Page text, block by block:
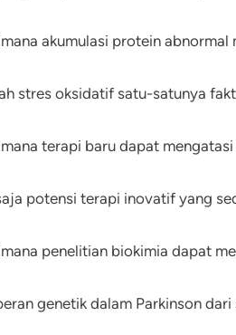
akumulasi protein
stres oksidatif satu-satunya
terapi baru dapat
potensi terapi inovatif yang
penelitian biokimia dapat
genetik dalam Parkinson